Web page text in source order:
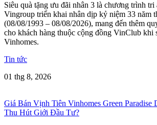
Siêu quà tặng ưu đãi nhân 3 là chương trình tri
Vingroup triển khai nhân dịp kỷ niệm 33 năm
(08/08/1993 – 08/08/2026), mang đến thêm
cho khách hàng thuộc cộng đồng VinClub khi
Vinhomes.
Tin tức
01 thg 8, 2026
Giá Bán Vịnh Tiên Vinhomes Green Paradise
Thu Hút Giới Đầu Tư?